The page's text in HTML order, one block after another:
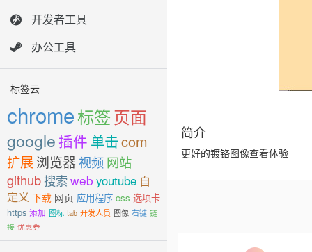
开发者工具
办公工具
标签云
chrome标签页面
google 插件 单击com
扩展浏览器 视频网站
github搜索web youtube 自
定义 下载 网页 应用程序 css 选项卡
https 添加 图标 tab 开发人员 图像 右键 链
接 优惠券
简介
更好的镀铬图像查看体验